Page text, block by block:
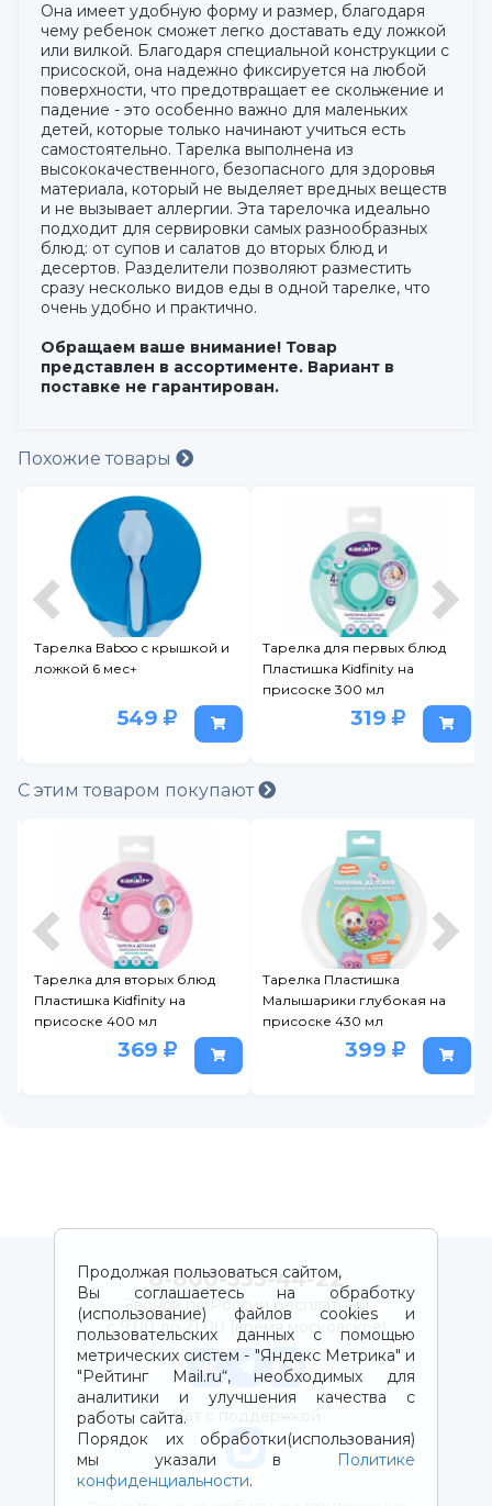
Она имеет удобную форму и размер, благодаря
чему ребенок сможет легко доставать еду ложкой
или вилкой. Благодаря специальной конструкции с
присоской, она надежно фиксируется на любой
поверхности, что предотвращает ее скольжение и
падение - это особенно важно для маленьких
детей, которые только начинают учиться есть
самостоятельно. Тарелка выполнена из
высококачественного, безопасного для здоровья
материала, который не выделяет вредных веществ
и не вызывает аллергии. Эта тарелочка идеально
подходит для сервировки самых разнообразных
блюд: от супов и салатов до вторых блюд и
десертов. Разделители позволяют разместить
сразу несколько видов еды в одной тарелке, что
очень удобно и практично.
Обращаем ваше внимание! Товар
представлен в ассортименте. Вариант в
поставке не гарантирован.
Похожие товары
Тарелка Baboo с крышкой и
ложкой 6 мес+
549
Тарелка для первых блюд
Пластишка Kidfinity на
присоске 300 мл
319
С этим товаром покупают
Тарелка для вторых блюд
Пластишка Kidfinity на
присоске 400 мл
369
Тарелка Пластишка
Малышарики глубокая на
присоске 430 мл
399
Продолжая пользоваться сайтом,
Вы соглашаетесь на обработку
(использование) файлов cookies и
пользовательских данных с помощью
метрических систем - "Яндекс Метрика" и
"Рейтинг Mail.ru“, необходимых для
аналитики и улучшения качества с
работы сайта.
Порядок их обработки(использования)
мы указали в
Политике
конфиденциальности.
8-800-333-44-22
Звонок по России бесплатный
с 9:00 до 21:00 (время московское)
Чат с поддержкой